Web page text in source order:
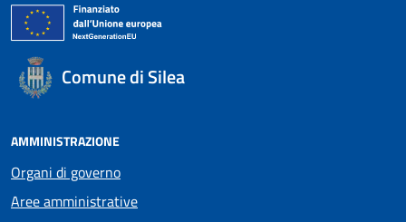
Comune di Silea
AMMINISTRAZIONE
Organi di governo
Aree amministrative